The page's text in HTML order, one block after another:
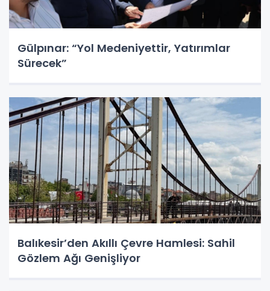
Gülpınar: “Yol Medeniyettir, Yatırımlar
Sürecek”
Balıkesir’den Akıllı Çevre Hamlesi: Sahil
Gözlem Ağı Genişliyor